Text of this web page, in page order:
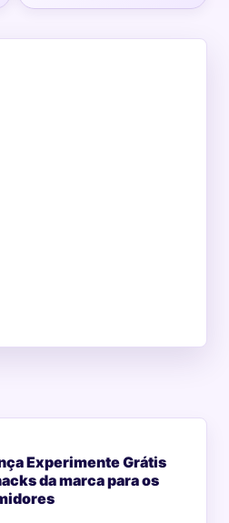
Experimente Grátis
da marca para os